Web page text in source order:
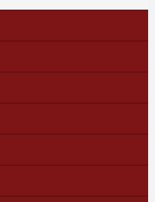
: premiers bilans
?